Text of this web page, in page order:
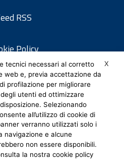
RSS
Policy
privacy
legali
Policy
X
tecnici necessari al corretto
web e, previa accettazione da
profilazione per migliorare
degli utenti ed ottimizzare
Selezionando
all’utilizzo di cookie di
verranno utilizzati solo i
navigazione e alcune
non essere disponibili.
la nostra cookie policy